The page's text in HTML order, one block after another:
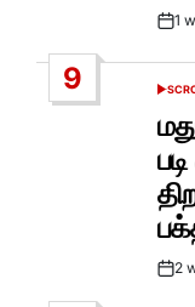
Post1
9
Post
2